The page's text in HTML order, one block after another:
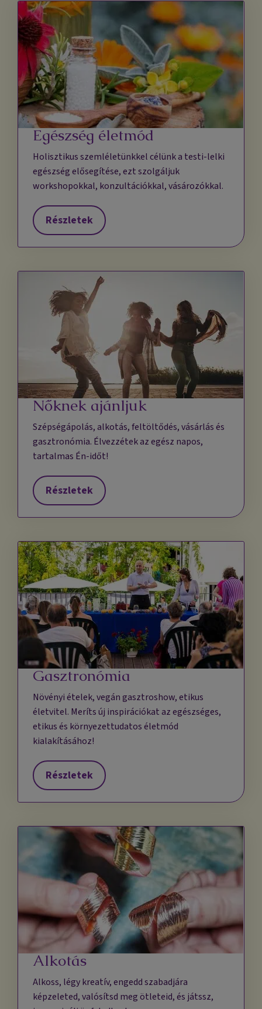
Egészség életmód
Holisztikus szemléletünkkel célünk a testi-lelki
egészség elősegítése, ezt szolgáljuk
workshopokkal, konzultációkkal, vásározókkal.
Részletek
Nőknek ajánljuk
Szépségápolás, alkotás, feltöltődés, vásárlás és
gasztronómia. Élvezzétek az egész napos,
tartalmas Én-időt!
Részletek
Gasztronómia
Növényi ételek, vegán gasztroshow, etikus
életvitel. Meríts új inspirációkat az egészséges,
etikus és környezettudatos életmód
kialakításához!
Részletek
Alkotás
Alkoss, légy kreatív, engedd szabadjára
képzeleted, valósítsd meg ötleteid, és játssz,